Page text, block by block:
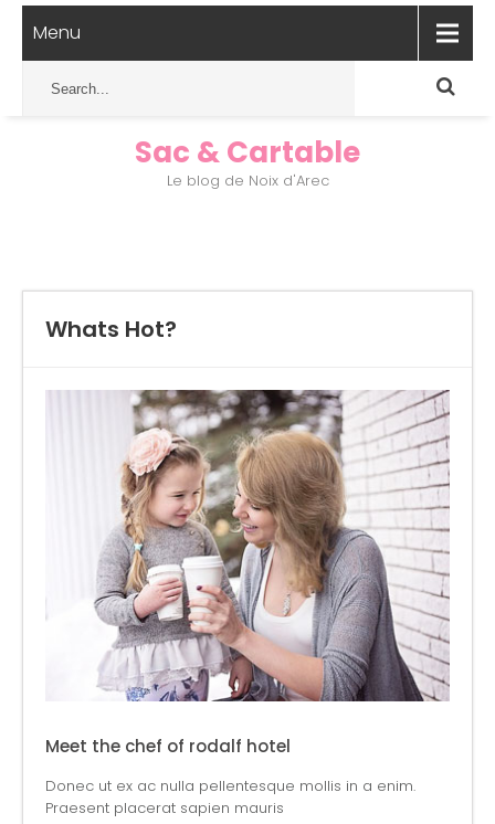
Menu
Sac & Cartable
Le blog de Noix d'Arec
Whats Hot?
Meet the chef of rodalf hotel
Donec ut ex ac nulla pellentesque mollis in a enim.
Praesent placerat sapien mauris